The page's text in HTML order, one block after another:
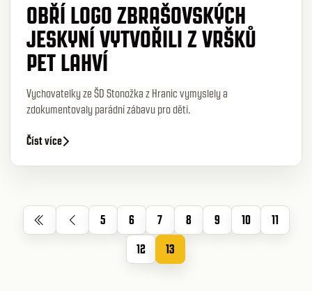
OBŘÍ LOGO ZBRAŠOVSKÝCH
JESKYNÍ VYTVOŘILI Z VRŠKŮ
PET LAHVÍ
Vychovatelky ze ŠD Stonožka z Hranic vymyslely a
zdokumentovaly parádní zábavu pro děti.
Číst více
5 6 7 8 9 10
11
12
13